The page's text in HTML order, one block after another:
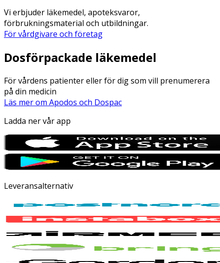
Vi erbjuder läkemedel, apoteksvaror,
förbrukningsmaterial och utbildningar.
För vårdgivare och företag
Dosförpackade läkemedel
För vårdens patienter eller för dig som vill prenumerera
på din medicin
Läs mer om Apodos och Dospac
Ladda ner vår app
Leveransalternativ